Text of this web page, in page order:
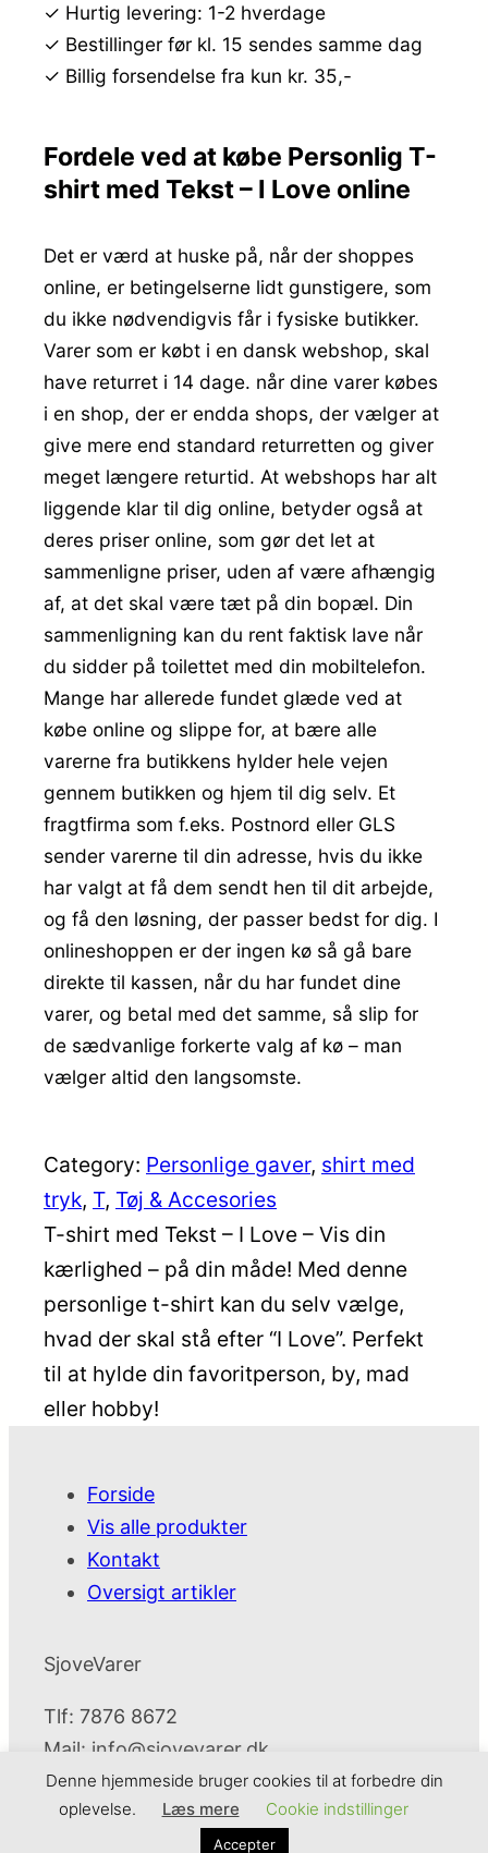
✓ Hurtig levering: 1-2 hverdage
✓ Bestillinger før kl. 15 sendes samme dag
✓ Billig forsendelse fra kun kr. 35,-
Fordele ved at købe Personlig T-
shirt med Tekst – I Love online
Det er værd at huske på, når der shoppes
online, er betingelserne lidt gunstigere, som
du ikke nødvendigvis får i fysiske butikker.
Varer som er købt i en dansk webshop, skal
have returret i 14 dage. når dine varer købes
i en shop, der er endda shops, der vælger at
give mere end standard returretten og giver
meget længere returtid. At webshops har alt
liggende klar til dig online, betyder også at
deres priser online, som gør det let at
sammenligne priser, uden af være afhængig
af, at det skal være tæt på din bopæl. Din
sammenligning kan du rent faktisk lave når
du sidder på toilettet med din mobiltelefon.
Mange har allerede fundet glæde ved at
købe online og slippe for, at bære alle
varerne fra butikkens hylder hele vejen
gennem butikken og hjem til dig selv. Et
fragtfirma som f.eks. Postnord eller GLS
sender varerne til din adresse, hvis du ikke
har valgt at få dem sendt hen til dit arbejde,
og få den løsning, der passer bedst for dig. I
onlineshoppen er der ingen kø så gå bare
direkte til kassen, når du har fundet dine
varer, og betal med det samme, så slip for
de sædvanlige forkerte valg af kø – man
vælger altid den langsomste.
Category: Personlige gaver, shirt med
tryk, T, Tøj & Accesories
T-shirt med Tekst – I Love – Vis din
kærlighed – på din måde! Med denne
personlige t-shirt kan du selv vælge,
hvad der skal stå efter “I Love”. Perfekt
til at hylde din favoritperson, by, mad
eller hobby!
Forside
Vis alle produkter
Kontakt
Oversigt artikler
SjoveVarer
Tlf: 7876 8672
Mail: info@sjovevarer.dk
Cookie- og privatlivspolitik
Denne hjemmeside bruger cookies til at forbedre din
oplevelse.
Læs mere Cookie indstillinger
Accepter